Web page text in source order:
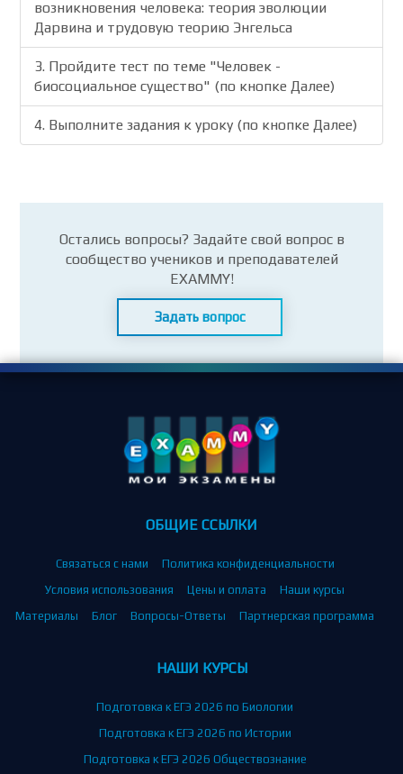
возникновения человека: теория эволюции
Дарвина и трудовую теорию Энгельса
3. Пройдите тест по теме "Человек -
биосоциальное существо" (по кнопке Далее)
4. Выполните задания к уроку (по кнопке Далее)
Остались вопросы? Задайте свой вопрос в
сообщество учеников и преподавателей
EXAMMY!
Задать вопрос
ОБЩИЕ ССЫЛКИ
Связаться с нами
Политика конфиденциальности
Условия использования
Цены и оплата
Наши курсы
Материалы
Блог Вопросы-Ответы Партнерская программа
НАШИ КУРСЫ
Подготовка к ЕГЭ 2026 по Биологии
Подготовка к ЕГЭ 2026 по Истории
Подготовка к ЕГЭ 2026 Обществознание